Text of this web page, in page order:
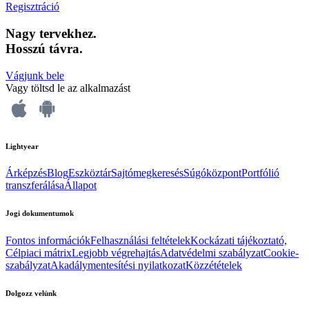
Regisztráció
Nagy tervekhez.
Hosszú távra.
Vágjunk bele
Vagy töltsd le az alkalmazást
Lightyear
ÁrképzésBlogEszköztárSajtómegkeresésSúgóközpontPortfólió
transzferálásaÁllapot
Jogi dokumentumok
Fontos információkFelhasználási feltételekKockázati tájékoztató,
Célpiaci mátrixLegjobb végrehajtásAdatvédelmi szabályzatCookie-
szabályzatAkadálymentesítési nyilatkozatKözzétételek
Dolgozz velünk